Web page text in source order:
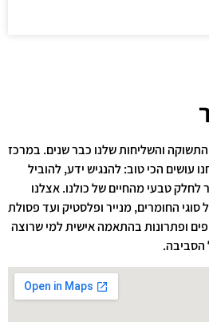
התשוקה והשליחות שלנו כבר שנים. במרכז
עושים הכי טוב: להנגיש ידע, להוביל
לחלק טבעי מהחיים של כולנו. אצלנו
החומרים, מנייר ופלסטיק ועד פסולת
ופתרונות בהתאמה אישית למי שרוצה
הסביבה.